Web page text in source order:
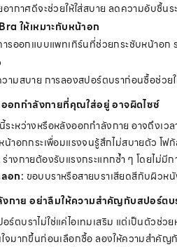
อากาศดีจะช่วยให้ใส่สบาย ลดความอับชื้
ให้เหมาะกับหน้าอก
รออกแบบแพทเทิร์นที่ช่วยกระชับหน้าอก
ามสบาย การลองสปอร์ตบราก่อนซื้อช่วย
กกำลังกายที่คุณใส่อยู่ อาจผิดไซซ์
ระหว่างหรือหลังออกกำลังกาย อาจถึงเ
หน้าอกกระเพื่อมแรงจนรู้สึกไม่สบายตัว โฟ
ร่างกายต้องรับแรงกระแทกซ้ำ ๆ โดยไม่
อก: ขอบบราหรือสายบราเสียดสีกับผิวห
กาย อย่าลืมให้ความสำคัญกับสปอร์ตบ
ร์ตบราไม่ใช่แค่ไอเทมเสริม แต่เป็นตัวช่
จมากขึ้นก่อนเลือกซื้อ ลองให้ความสำคัญ